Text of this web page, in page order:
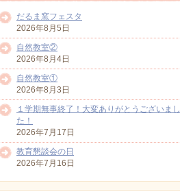
だるま窯フェスタ
2026年8月5日
自然教室②
2026年8月4日
自然教室①
2026年8月3日
１学期無事終了！大変ありがとうございまし
た！
2026年7月17日
教育懇談会の日
2026年7月16日